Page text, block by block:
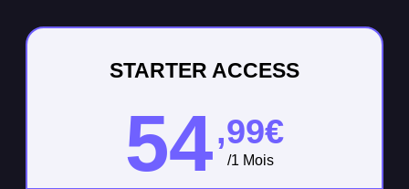
STARTER ACCESS
54,99€
/1 Mois